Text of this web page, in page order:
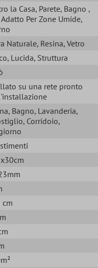
la Casa, Parete, Bagno ,
Per Zone Umide,
Naturale, Resina, Vetro
, Lucida, Struttura
su una rete pronto
, Bagno, Lavanderia,
, Corridoio,
cm